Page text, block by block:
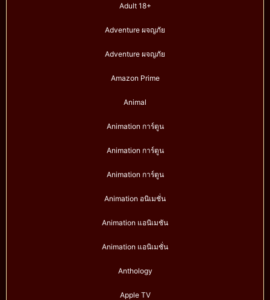
Adult 18+
Adventure ผจญภัย
Adventure ผจญภัย
Amazon Prime
Animal
Animation การ์ตูน
Animation การ์ตูน
Animation การ์ตูน
Animation อนิเมชั่น
Animation แอนิเมชัน
Animation แอนิเมชั่น
Anthology
Apple TV